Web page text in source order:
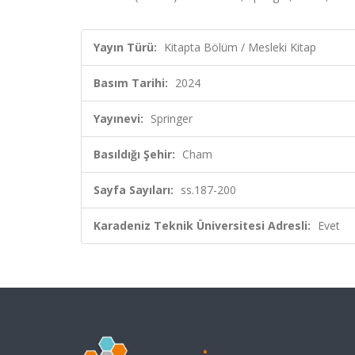
Yayın Türü: Kitapta Bölüm / Mesleki Kitap
Basım Tarihi: 2024
Yayınevi: Springer
Basıldığı Şehir: Cham
Sayfa Sayıları: ss.187-200
Karadeniz Teknik Üniversitesi Adresli: Evet